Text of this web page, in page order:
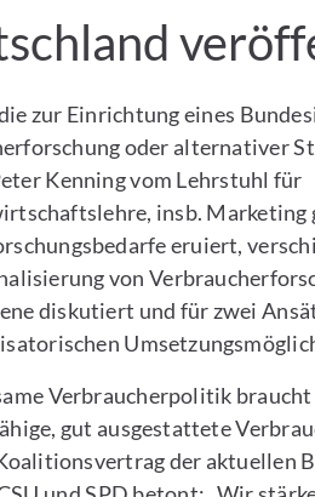
zur Einrichtung eines
oder alternativer
Kenning vom Lehrstuhl für
insb. Marketing
eruiert,
von
diskutiert und für zwei
Verbraucherpolitik braucht
gut ausgestattete
der aktuellen